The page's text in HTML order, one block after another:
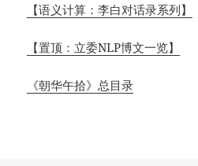
【语义计算：李白对话录系列】
【置顶：立委NLP博文一览】
《朝华午拾》总目录